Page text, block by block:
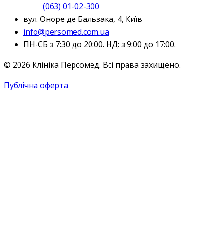
(063) 01-02-300
вул. Оноре де Бальзака, 4, Київ
info@persomed.com.ua
ПН-СБ з 7:30 до 20:00. НД: з 9:00 до 17:00.
© 2026 Клініка Персомед. Всі права захищено.
Публічна оферта